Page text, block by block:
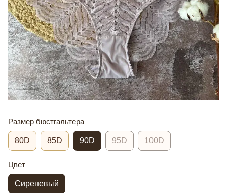
Размер бюстгальтера
80D 85D 90D 95D 100D
Цвет
Сиреневый